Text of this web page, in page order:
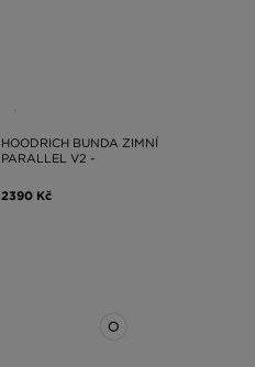
HOODRICH BUNDA ZIMNÍ
PARALLEL V2 -
2390 Kč